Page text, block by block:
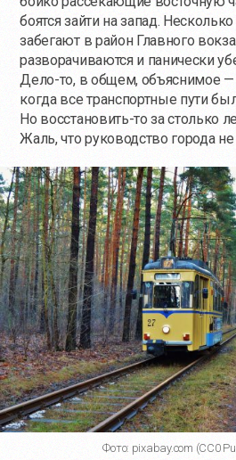
боятся зайти на запад.
забегают в район Главного
разворачиваются и панически
Дело-то, в общем, объяснимое —
когда все транспортные пути
Но восстановить-то за столько
Жаль, что руководство города
Фото: pixabay.com (CC0